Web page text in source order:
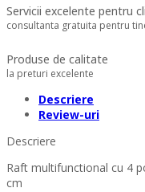
Servicii excelente pentru
consultanta gratuita pentru
Produse de calitate
la preturi excelente
Descriere
Review-uri
Descriere
Raft multifunctional cu 4
cm